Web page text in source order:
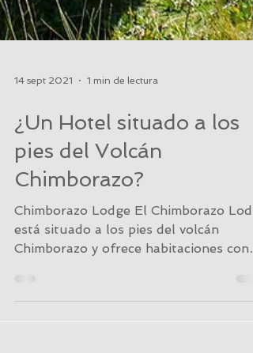
¿Un Hotel situado a los
pies del Volcán
Chimborazo?
Chimborazo Lodge El Chimborazo
está situado a los pies del volcán